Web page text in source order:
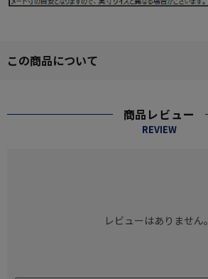
この商品について
商品レビュー
REVIEW
レビューはありません。